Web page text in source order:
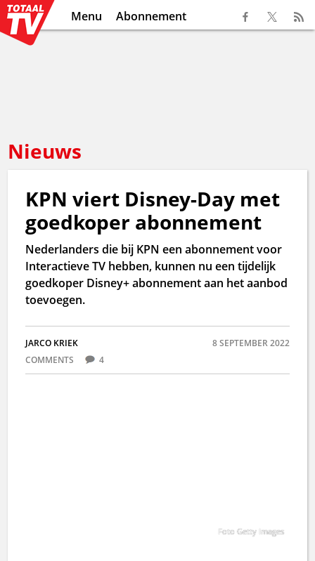
Menu Abonnement
Nieuws
KPN viert Disney-Day met
goedkoper abonnement
Nederlanders die bij KPN een abonnement voor
Interactieve TV hebben, kunnen nu een tijdelijk
goedkoper Disney+ abonnement aan het aanbod
toevoegen.
JARCO KRIEK
8 SEPTEMBER 2022
COMMENTS
4
Foto Getty Images